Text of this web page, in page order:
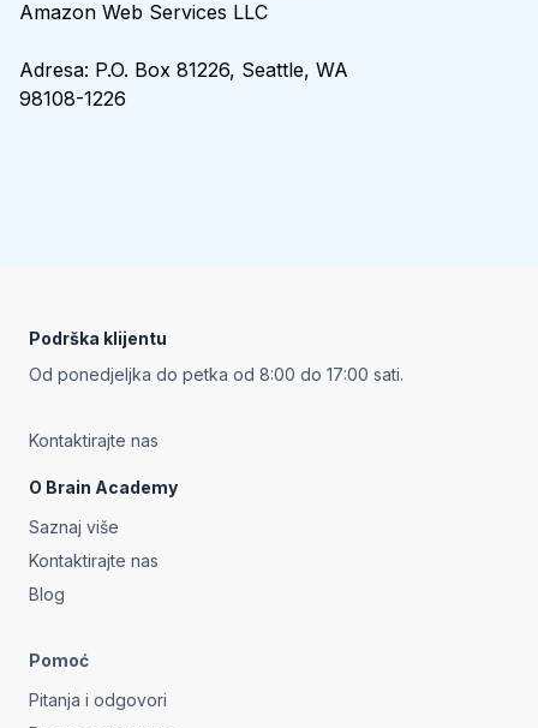
Amazon Web Services LLC
Adresa: P.O. Box 81226, Seattle, WA
98108-1226
Podrška klijentu
Od ponedjeljka do petka od 8:00 do 17:00 sati.
Kontaktirajte nas
O Brain Academy
Saznaj više
Kontaktirajte nas
Blog
Pomoć
Pitanja i odgovori